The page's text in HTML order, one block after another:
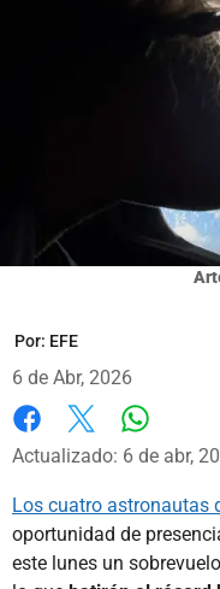
Por: EFE
6 de Abr, 2026
Facebook
X
Actualizado: 6 de abr,
Los cuatro astronautas
oportunidad de
este lunes un